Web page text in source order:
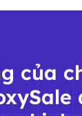
của